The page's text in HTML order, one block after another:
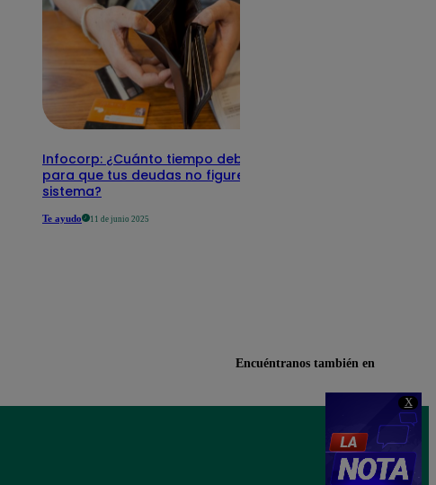
X
Infocorp: ¿Cuánto tiempo debe pasar
para que tus deudas no figuren en su
sistema?
Te ayudo 11 de junio 2025
Encuéntranos también en